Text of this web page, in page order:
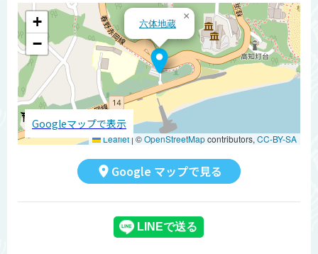
六体地蔵
×
+
−
Leaflet | ©OpenStreetMapcontributors, CC-BY-SA
Googleマップで表示
Google マップで見る